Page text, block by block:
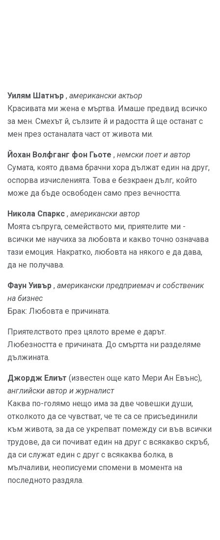
Уилям Шатнър , американски актьор
Красивата ми жена е мъртва. Имаше предвид всичко
за мен. Смехът й, сълзите й и радостта й ще останат с
мен през останалата част от живота ми.
Йохан Волфганг фон Гьоте , немски поет и автор
Сумата, която двама брачни хора дължат един на друг,
оспорва изчисленията. Това е безкраен дълг, който
може да бъде освободен само през вечността.
Никола Спаркс , американски автор
Моята съпруга, семейството ми, приятелите ми -
всички ме научиха за любовта и какво точно означава
тази емоция. Накратко, любовта на някого е да дава,
да не получава.
Фаун Уивър , американски предприемач и собственик
на бизнес
Брак: Любовта е причината.
Приятелството през цялото време е дарът.
Любезността е причината. До смъртта ни разделяме
дължината.
Джордж Елиът (известен още като Мери Ан Евънс),
английски автор и журналист
Каква по-голямо нещо има за две човешки души,
отколкото да се чувстват, че те са се присъединили
към живота, за да се укрепват помежду си във всички
трудове, да си почиват един на друг с всякакво скръб,
да си служат един с друг с всякаква болка, в
мълчаливи, неописуеми спомени в момента на
последното раздяла.